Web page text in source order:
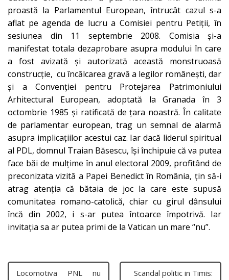
proastă la Parlamentul European, întrucât cazul s-a
aflat pe agenda de lucru a Comisiei pentru Petiţii, în
sesiunea din 11 septembrie 2008. Comisia şi-a
manifestat totala dezaprobare asupra modului în care
a fost avizată şi autorizată această monstruoasă
construcţie, cu încălcarea gravă a legilor româneşti, dar
şi a Convenţiei pentru Protejarea Patrimoniului
Arhitectural European, adoptată la Granada în 3
octombrie 1985 şi ratificată de ţara noastră. În calitate
de parlamentar european, trag un semnal de alarmă
asupra implicaţiilor acestui caz. Iar dacă liderul spiritual
al PDL, domnul Traian Băsescu, îşi închipuie că va putea
face băi de mulţime în anul electoral 2009, profitând de
preconizata vizită a Papei Benedict în România, ţin să-i
atrag atenţia că bătaia de joc la care este supusă
comunitatea romano-catolică, chiar cu girul dânsului
încă din 2002, i s-ar putea întoarce împotrivă. Iar
invitaţia sa ar putea primi de la Vatican un mare “nu”.
Locomotiva PNL nu
Scandal politic in Timis: